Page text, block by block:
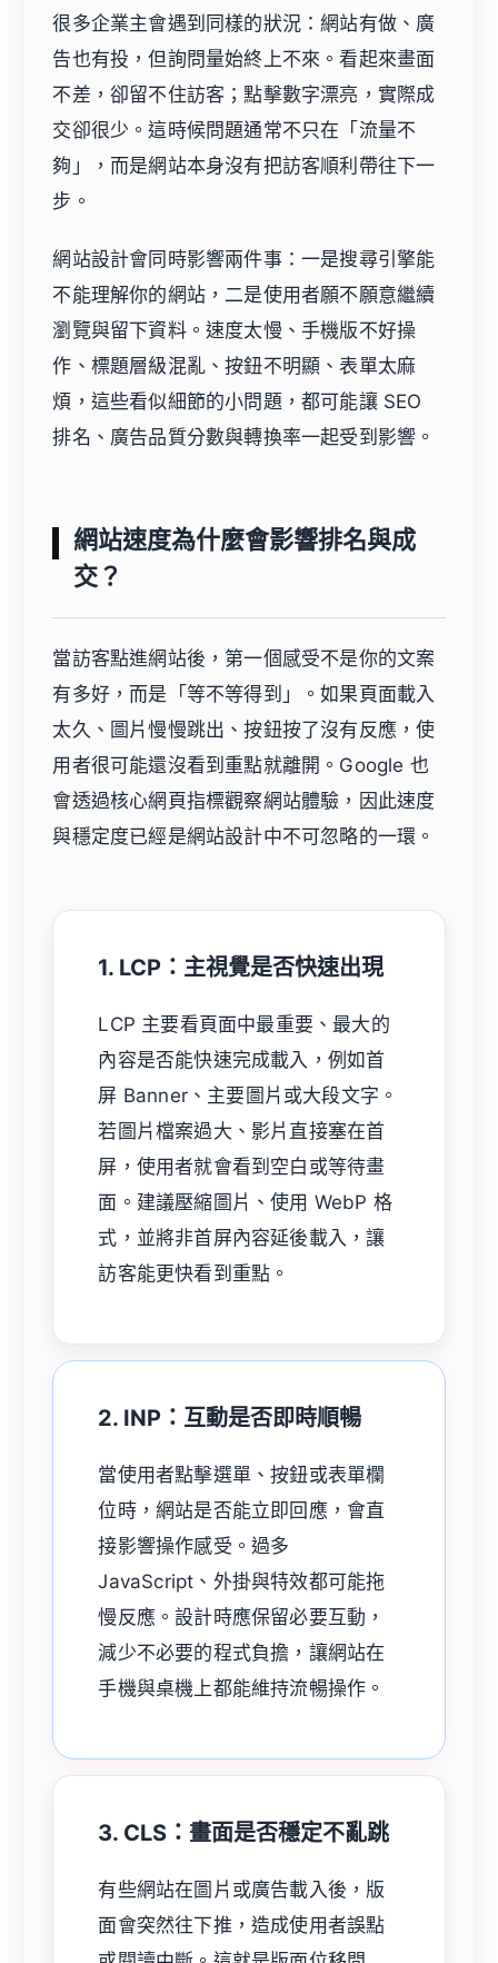
很多企業主會遇到同樣的狀況：網站有做、廣
告也有投，但詢問量始終上不來。看起來畫面
不差，卻留不住訪客；點擊數字漂亮，實際成
交卻很少。這時候問題通常不只在「流量不
夠」，而是網站本身沒有把訪客順利帶往下一
步。
網站設計會同時影響兩件事：一是搜尋引擎能
不能理解你的網站，二是使用者願不願意繼續
瀏覽與留下資料。速度太慢、手機版不好操
作、標題層級混亂、按鈕不明顯、表單太麻
煩，這些看似細節的小問題，都可能讓 SEO
排名、廣告品質分數與轉換率一起受到影響。
網站速度為什麼會影響排名與成
交？
當訪客點進網站後，第一個感受不是你的文案
有多好，而是「等不等得到」。如果頁面載入
太久、圖片慢慢跳出、按鈕按了沒有反應，使
用者很可能還沒看到重點就離開。Google 也
會透過核心網頁指標觀察網站體驗，因此速度
與穩定度已經是網站設計中不可忽略的一環。
1. LCP：主視覺是否快速出現
LCP 主要看頁面中最重要、最大的
內容是否能快速完成載入，例如首
屏 Banner、主要圖片或大段文字。
若圖片檔案過大、影片直接塞在首
屏，使用者就會看到空白或等待畫
面。建議壓縮圖片、使用 WebP 格
式，並將非首屏內容延後載入，讓
訪客能更快看到重點。
2. INP：互動是否即時順暢
當使用者點擊選單、按鈕或表單欄
位時，網站是否能立即回應，會直
接影響操作感受。過多
JavaScript、外掛與特效都可能拖
慢反應。設計時應保留必要互動，
減少不必要的程式負擔，讓網站在
手機與桌機上都能維持流暢操作。
3. CLS：畫面是否穩定不亂跳
有些網站在圖片或廣告載入後，版
面會突然往下推，造成使用者誤點